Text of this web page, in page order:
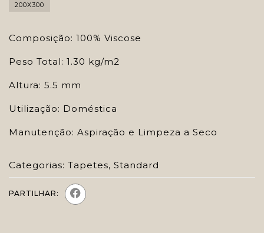
200X300
Composição: 100% Viscose
Peso Total: 1.30 kg/m2
Altura: 5.5 mm
Utilização: Doméstica
Manutenção: Aspiração e Limpeza a Seco
Categorias: Tapetes, Standard
PARTILHAR: